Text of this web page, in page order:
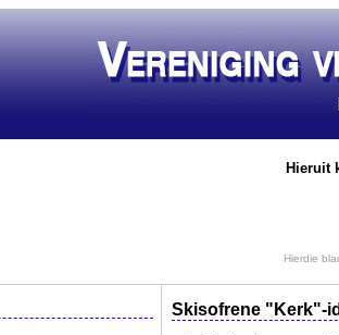
Hieruit
Hierdie
Skisofrene "Kerk"-